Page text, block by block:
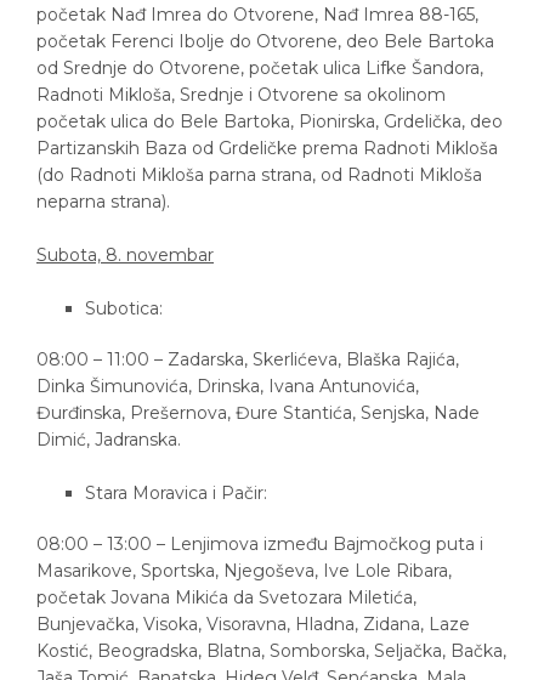
početak Nađ Imrea do Otvorene, Nađ Imrea 88-165,
početak Ferenci Ibolje do Otvorene, deo Bele Bartoka
od Srednje do Otvorene, početak ulica Lifke Šandora,
Radnoti Mikloša, Srednje i Otvorene sa okolinom
početak ulica do Bele Bartoka, Pionirska, Grdelička, deo
Partizanskih Baza od Grdeličke prema Radnoti Mikloša
(do Radnoti Mikloša parna strana, od Radnoti Mikloša
neparna strana).
Subota, 8. novembar
Subotica:
08:00 – 11:00 – Zadarska, Skerlićeva, Blaška Rajića,
Dinka Šimunovića, Drinska, Ivana Antunovića,
Đurđinska, Prešernova, Đure Stantića, Senjska, Nade
Dimić, Jadranska.
Stara Moravica i Pačir:
08:00 – 13:00 – Lenjimova između Bajmočkog puta i
Masarikove, Sportska, Njegoševa, Ive Lole Ribara,
početak Jovana Mikića da Svetozara Miletića,
Bunjevačka, Visoka, Visoravna, Hladna, Zidana, Laze
Kostić, Beogradska, Blatna, Somborska, Seljačka, Bačka,